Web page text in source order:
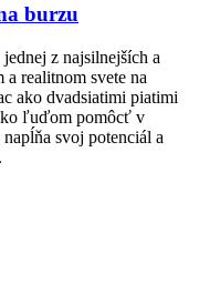
burzu
z najsilnejších a
realitnom svete na
ako dvadsiatimi piatimi
ľuďom pomôcť v
svoj potenciál a